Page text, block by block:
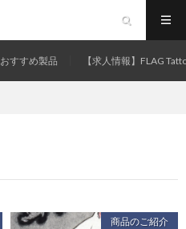
おすすめ製品 【求人情報】FLAG
商品のご紹介